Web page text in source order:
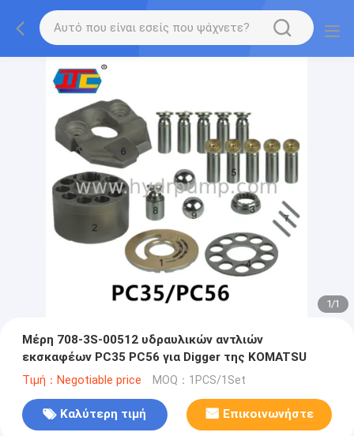
1/1
Μέρη 708-3S-00512 υδραυλικών αντλιών
εκσκαφέων PC35 PC56 για Digger της KOMATSU
Τιμή：Negotiable price MOQ：1PCS/1Set
Καλύτερη τιμή Επικοινωνήστε